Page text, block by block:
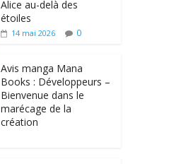
Alice au-delà des
étoiles
14 mai 2026 0
Avis manga Mana
Books : Développeurs –
Bienvenue dans le
marécage de la
création